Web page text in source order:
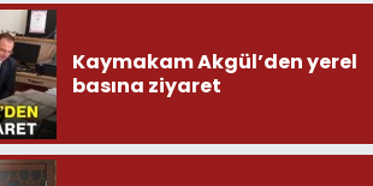
Kaymakam Akgül’den yerel
basına ziyaret